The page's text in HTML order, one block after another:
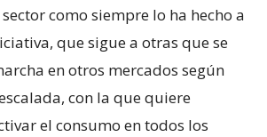
como siempre lo ha hecho a
que sigue a otras que se
en otros mercados según
con la que quiere
el consumo en todos los